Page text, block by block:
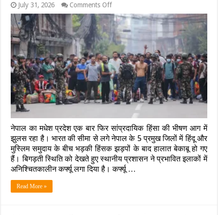
July 31, 2026 Comments Offon
नेपाल
के
मधेश
प्रांत
में
भड़की
हिंसा:
5
जिलों
में
कर्फ्यू,
ट्रेन-
ठप
और
परीक्षाएं
जानें
क्यों
जल
नेपाल का मधेश प्रदेश एक बार फिर सांप्रदायिक हिंसा की भीषण आग में
झुलस रहा है। भारत की सीमा से लगे नेपाल के 5 प्रमुख जिलों में हिंदू और
मुस्लिम समुदाय के बीच भड़की हिंसक झड़पों के बाद हालात बेकाबू हो गए
हैं। बिगड़ती स्थिति को देखते हुए स्थानीय प्रशासन ने प्रभावित इलाकों में
अनिश्चितकालीन कर्फ्यू लगा दिया है। कर्फ्यू …
Read More »